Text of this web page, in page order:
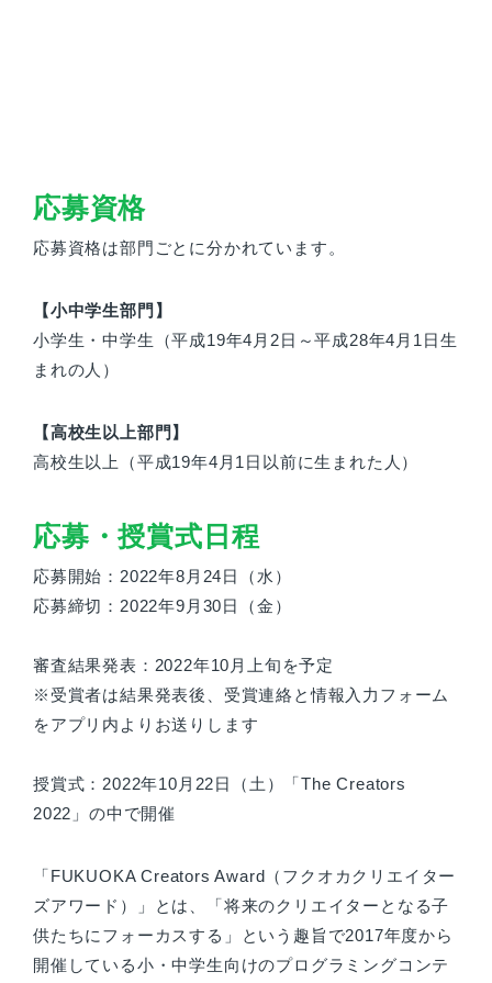
応募資格
応募資格は部門ごとに分かれています。
【小中学生部門】
小学生・中学生（平成19年4月2日～平成28年4月1日生
まれの人）
【高校生以上部門】
高校生以上（平成19年4月1日以前に生まれた人）
応募・授賞式日程
応募開始：2022年8月24日（水）
応募締切：2022年9月30日（金）
審査結果発表：2022年10月上旬を予定
※受賞者は結果発表後、受賞連絡と情報入力フォーム
をアプリ内よりお送りします
授賞式：2022年10月22日（土）「The Creators
2022」の中で開催
「FUKUOKA Creators Award（フクオカクリエイター
ズアワード）」とは、「将来のクリエイターとなる子
供たちにフォーカスする」という趣旨で2017年度から
開催している小・中学生向けのプログラミングコンテ